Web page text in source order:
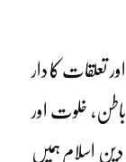
تعلقات کا دار
خلوت اور
اسلام ہمیں